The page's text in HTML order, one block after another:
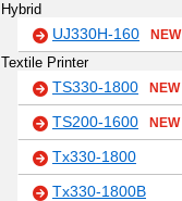
Hybrid
UJ330H-160 NEW
Textile Printer
TS330-1800 NEW
TS200-1600 NEW
Tx330-1800
Tx330-1800B